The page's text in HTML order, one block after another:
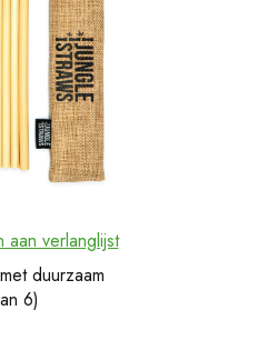
aan verlanglijst
duurzaam
6)